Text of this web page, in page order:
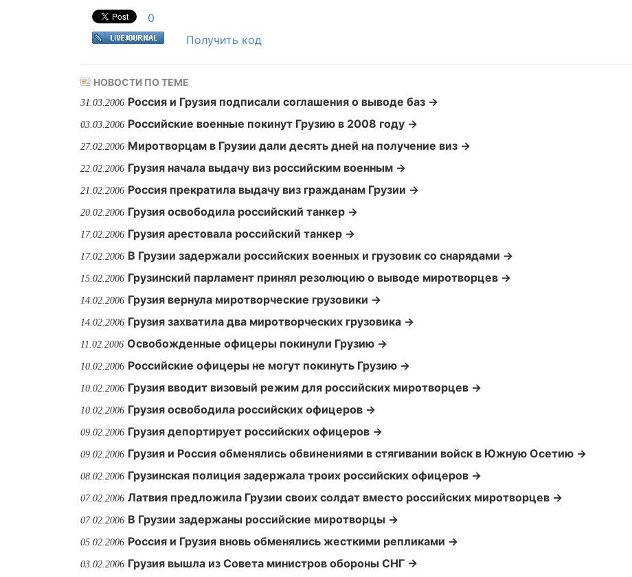
0
Получить код
НОВОСТИ ПО ТЕМЕ
31.03.2006 Россия и Грузия подписали соглашения о выводе баз →
03.03.2006 Российские военные покинут Грузию в 2008 году →
27.02.2006 Миротворцам в Грузии дали десять дней на получение виз →
22.02.2006 Грузия начала выдачу виз российским военным →
21.02.2006 Россия прекратила выдачу виз гражданам Грузии →
20.02.2006 Грузия освободила российский танкер →
17.02.2006 Грузия арестовала российский танкер →
17.02.2006 В Грузии задержали российских военных и грузовик со снарядами →
15.02.2006 Грузинский парламент принял резолюцию о выводе миротворцев →
14.02.2006 Грузия вернула миротворческие грузовики →
14.02.2006 Грузия захватила два миротворческих грузовика →
11.02.2006 Освобожденные офицеры покинули Грузию →
10.02.2006 Российские офицеры не могут покинуть Грузию →
10.02.2006 Грузия вводит визовый режим для российских миротворцев →
10.02.2006 Грузия освободила российских офицеров →
09.02.2006 Грузия депортирует российских офицеров →
09.02.2006 Грузия и Россия обменялись обвинениями в стягивании войск в Южную Осетию →
08.02.2006 Грузинская полиция задержала троих российских офицеров →
07.02.2006 Латвия предложила Грузии своих солдат вместо российских миротворцев →
07.02.2006 В Грузии задержаны российские миротворцы →
05.02.2006 Россия и Грузия вновь обменялись жесткими репликами →
03.02.2006 Грузия вышла из Совета министров обороны СНГ →